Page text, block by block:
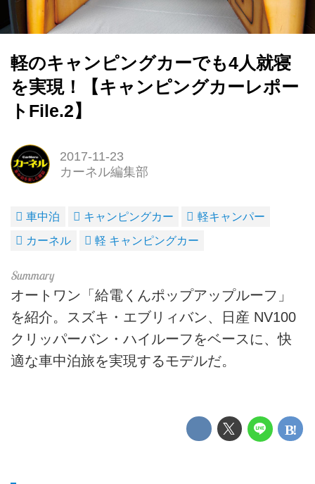
軽のキャンピングカーでも4人就寝
を実現！【キャンピングカーレポー
トFile.2】
2017-11-23
カーネル編集部
車中泊 キャンピングカー
軽キャンパー
カーネル
軽 キャンピングカー
オートワン「給電くんポップアップルーフ」
を紹介。スズキ・エブリィバン、日産 NV100
クリッパーバン・ハイルーフをベースに、快
適な車中泊旅を実現するモデルだ。